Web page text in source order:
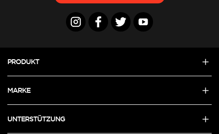
PRODUKT
MARKE
UNTERSTÜTZUNG